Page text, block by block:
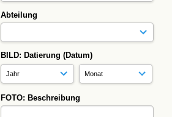
Abteilung
BILD: Datierung (Datum)
FOTO: Beschreibung